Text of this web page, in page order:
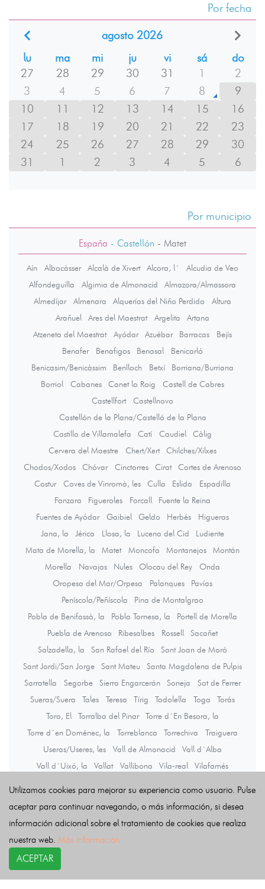
Por fecha
agosto 2026
lu
ma mi ju vi sá
do
27
28 29 30 31 1
2
3
4 5 6 7 8
9
10
11 12 13 14 15
16
17
18 19 20 21 22
23
24
25 26 27 28 29
30
31
1 2 3 4 5 6
Por municipio
España - Castellón - Matet
Aín Albocàsser Alcalà de Xivert Alcora, l´
Alcudia de Veo
Alfondeguilla
Algimia de Almonacid
Almazora/Almassora
Almedíjar
Almenara Alquerías del Niño Perdido
Altura
Arañuel
Ares del Maestrat Argelita
Artana
Atzeneta del Maestrat
Ayódar Azuébar Barracas
Bejís
Benafer
Benafigos Benasal
Benicarló
Benicasim/Benicàssim
Benlloch Betxí
Borriana/Burriana
Borriol
Cabanes Canet lo Roig
Castell de Cabres
Castellfort
Castellnovo
Castellón de la Plana/Castelló de la Plana
Castillo de Villamalefa
Catí Caudiel
Càlig
Cervera del Maestre
Chert/Xert
Chilches/Xilxes
Chodos/Xodos
Chóvar Cinctorres Cirat
Cortes de Arenoso
Costur
Coves de Vinromà, les Culla Eslida
Espadilla
Fanzara
Figueroles Forcall
Fuente la Reina
Fuentes de Ayódar
Gaibiel Geldo Herbés
Higueras
Jana, la
Jérica Llosa, la Lucena del Cid
Ludiente
Mata de Morella, la
Matet Moncofa Montanejos
Montán
Morella
Navajas Nules Olocau del Rey
Onda
Oropesa del Mar/Orpesa
Palanques
Pavías
Peníscola/Peñíscola
Pina de Montalgrao
Pobla de Benifassà, la
Pobla Tornesa, la
Portell de Morella
Puebla de Arenoso
Ribesalbes Rossell
Sacañet
Salzadella, la
San Rafael del Río
Sant Joan de Moró
Sant Jordi/San Jorge
Sant Mateu
Santa Magdalena de Pulpis
Sarratella
Segorbe Sierra Engarcerán Soneja
Sot de Ferrer
Sueras/Suera
Tales Teresa Tírig Todolella Toga
Torás
Toro, El
Torralba del Pinar
Torre d´En Besora, la
Torre d´en Doménec, la
Torreblanca Torrechiva
Traiguera
Useras/Useres, les
Vall de Almonacid
Vall d´Alba
Vall d´Uixó, la
Vallat Vallibona Vila-real
Vilafamés
Utilizamos cookies para mejorar su experiencia como usuario. Pulse
aceptar para continuar navegando, o más información, si desea
información adicional sobre el tratamiento de cookies que realiza
nuestra web. Más información
ACEPTAR